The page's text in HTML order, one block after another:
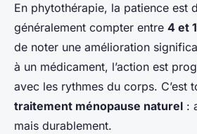
En phytothérapie, la patience est
généralement compter entre 4 et
de noter une amélioration
à un médicament, l’action est
avec les rythmes du corps. C’est
traitement ménopause naturel :
mais durablement.